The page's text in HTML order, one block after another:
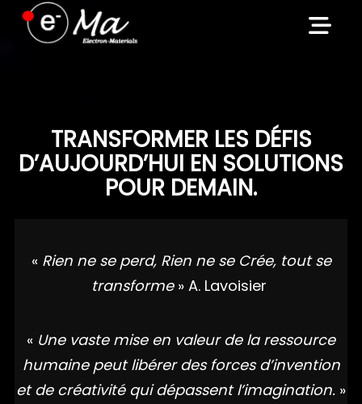
Skip
TRANSFORMER LES DÉFIS
D’AUJOURD’HUI EN SOLUTIONS
POUR DEMAIN.
« Rien ne se perd, Rien ne se Crée, tout se
transforme » A. Lavoisier
« Une vaste mise en valeur de la ressource
humaine peut libérer des forces d’invention
et de créativité qui dépassent l’imagination. »